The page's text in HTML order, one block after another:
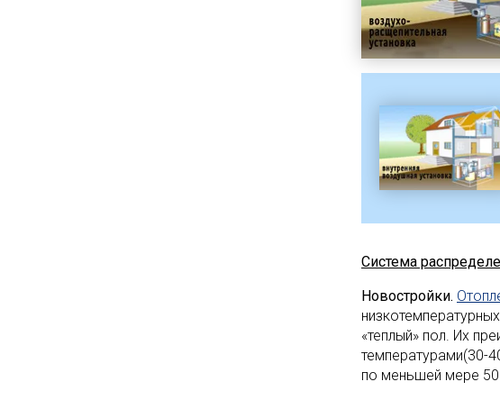
Система
Новостройки.
«теплый» пол. Их
температурами(30-
по меньшей мере 50